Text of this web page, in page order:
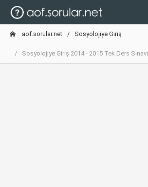
aof.sorular.net Sosyolojiye Giriş
Sosyolojiye Giriş 2014 - 2015 Tek Ders Sınavı